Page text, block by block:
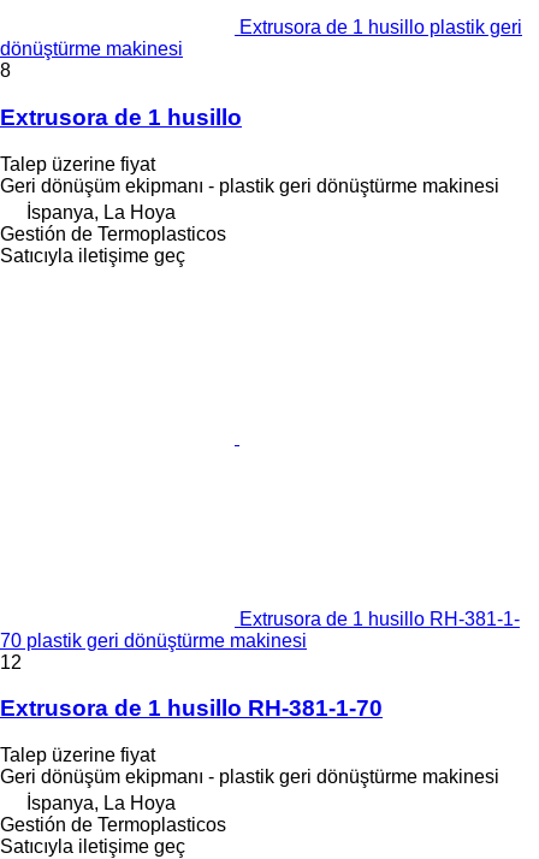
Extrusora de 1 husillo plastik geri
dönüştürme makinesi
8
Extrusora de 1 husillo
Talep üzerine fiyat
Geri dönüşüm ekipmanı - plastik geri dönüştürme makinesi
İspanya, La Hoya
Gestión de Termoplasticos
Satıcıyla iletişime geç
Extrusora de 1 husillo RH-381-1-
70 plastik geri dönüştürme makinesi
12
Extrusora de 1 husillo RH-381-1-70
Talep üzerine fiyat
Geri dönüşüm ekipmanı - plastik geri dönüştürme makinesi
İspanya, La Hoya
Gestión de Termoplasticos
Satıcıyla iletişime geç